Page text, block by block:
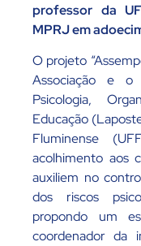
professor da
MPRJ em
O projeto
Associação e o
Psicologia,
Educação
Fluminense
acolhimento aos
auxiliem no
dos riscos
propondo um
coordenador da